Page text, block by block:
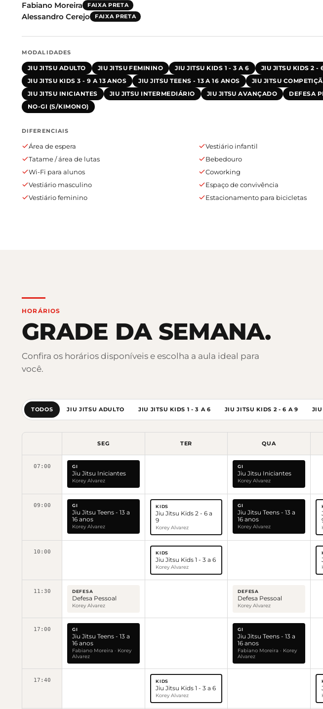
Fabiano Moreira FAIXA PRETA
Alessandro Cerejo FAIXA PRETA
MODALIDADES
JIU JITSU ADULTO JIU JITSU FEMININO JIU JITSU KIDS 1 - 3 A 6
JIU JITSU KIDS 2 -
JIU JITSU KIDS 3 - 9 A 13 ANOS
JIU JITSU TEENS - 13 A 16 ANOS
JIU JITSU
JIU JITSU INICIANTES
JIU JITSU INTERMEDIÁRIO JIU JITSU AVANÇADO
DEFESA
NO-GI (S/KIMONO)
DIFERENCIAIS
Área de espera
Vestiário infantil
Tatame / área de lutas
Bebedouro
Wi-Fi para alunos
Coworking
Vestiário masculino
Espaço de convivência
Vestiário feminino
Estacionamento para bicicletas
HORÁRIOS
GRADE DA SEMANA.
Confira os horários disponíveis e escolha a aula ideal para
você.
TODOS JIU JITSU ADULTO JIU JITSU KIDS 1 - 3 A 6 JIU JITSU KIDS 2 - 6 A 9 JIU
SEG TER QUA
07:00 GI
Jiu Jitsu Iniciantes
Korey Alvarez
GI
Jiu Jitsu Iniciantes
Korey Alvarez
09:00 GI
Jiu Jitsu Teens - 13 a
16 anos
Korey Alvarez
KIDS
Jiu Jitsu Kids 2 - 6 a
9
Korey Alvarez
GI
Jiu Jitsu Teens - 13 a
16 anos
Korey Alvarez
10:00 KIDS
Jiu Jitsu Kids 1 - 3 a 6
Korey Alvarez
11:30 DEFESA
Defesa Pessoal
Korey Alvarez
DEFESA
Defesa Pessoal
Korey Alvarez
17:00 GI
Jiu Jitsu Teens - 13 a
16 anos
Fabiano Moreira · Korey
Alvarez
GI
Jiu Jitsu Teens - 13 a
16 anos
Fabiano Moreira · Korey
Alvarez
17:40 KIDS
Jiu Jitsu Kids 1 - 3 a 6
Korey Alvarez